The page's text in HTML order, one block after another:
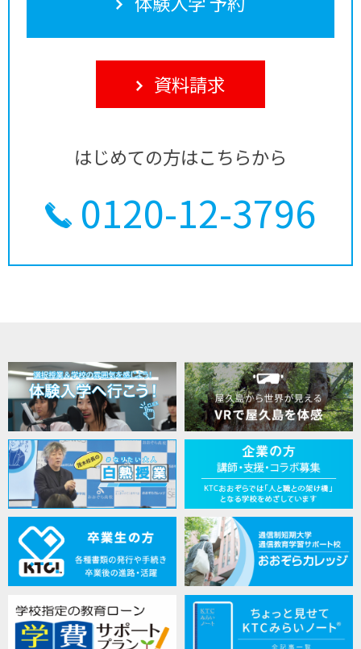
資料請求
はじめての方はこちらから
0120-12-3796